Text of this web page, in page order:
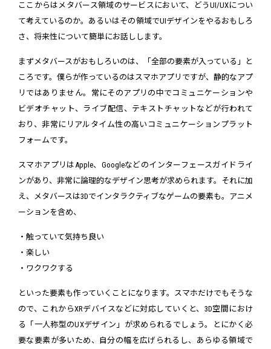
ここからはメタバース領域のサービスにおいて、どうUI/UXについ
て考えているのか。あるいはその領域でUIデザインをやるおもしろ
さ、将来性について簡単にお話しします。
まずメタバースがおもしろいのは、「全部の要素が入っている」と
ころです。僕らが作っているのはスマホアプリですが、静的なアプ
リではありません。常にそのアプリの中でコミュニケーションや
ビデオチャット、ライブ配信、テキストチャットなどが行われて
おり、非常にリアルタイム性の高いコミュニケーションプラット
フォームです。
スマホアプリはApple、Googleなどのインターフェースガイドライ
ンがあり、非常に論理的なデザイン思考が求められます。それに加
え、メタバースは3Dでインタラクティブなゲームの要素も。アニメ
ーションを含め、
・触っていて気持ち良い
・楽しい
・ワクワクする
といった要素も作っていくことになります。スマホだけでもそうな
ので、これからXRデバイスなどに対応していくと、3D空間におけ
る「一人称型のUXデザイン」が求められるでしょう。とにかく必
要な要素が多いため、自分の幅を広げられるし、あらゆる領域で